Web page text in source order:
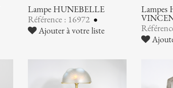
Lampe HUNEBELLE
Référence : 16972
Ajouter à votre liste
Lampes